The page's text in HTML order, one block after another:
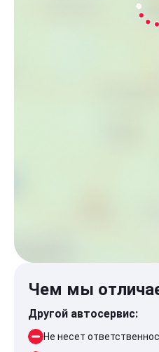
Чем мы
Другой автосервис:
Не несет